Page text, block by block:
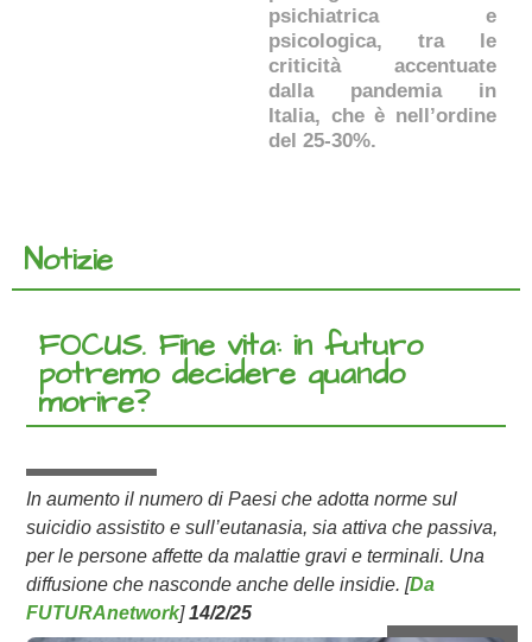
psichiatrica e
psicologica, tra le
criticità accentuate
dalla pandemia in
Italia, che è nell’ordine
del 25-30%.
Notizie
FOCUS. Fine vita: in futuro
potremo decidere quando
morire?
In aumento il numero di Paesi che adotta norme sul
suicidio assistito e sull’eutanasia, sia attiva che passiva,
per le persone affette da malattie gravi e terminali. Una
diffusione che nasconde anche delle insidie. [Da
FUTURAnetwork]14/2/25